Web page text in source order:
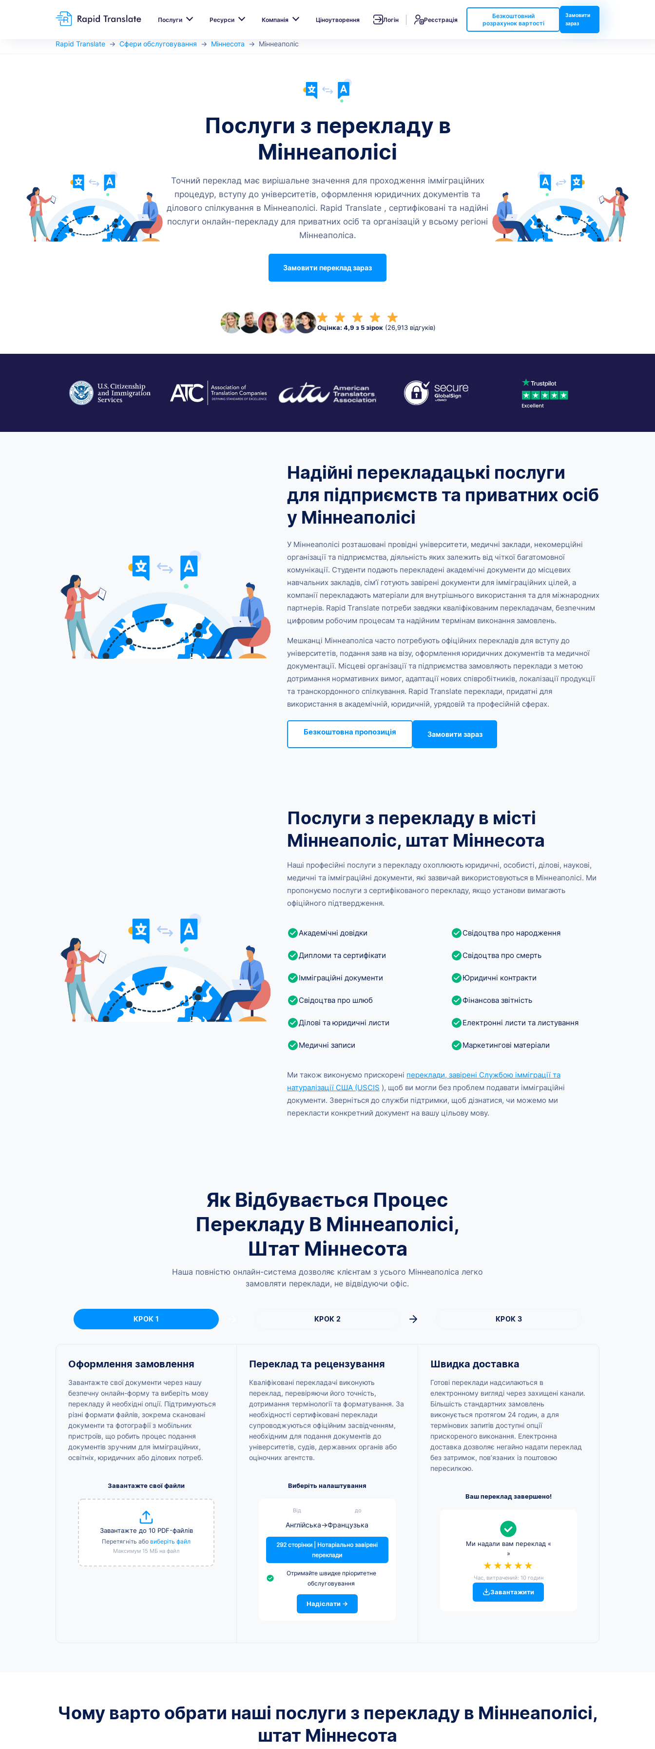
Послуги Ресурси Компанія Ціноутворення Логін Реєстрація
Безкоштовний
розрахунок вартості
Замовити
зараз
Rapid Translate Сфери обслуговування Міннесота Міннеаполіс
Послуги з перекладу в
Міннеаполісі
Точний переклад має вирішальне значення для проходження імміграційних
процедур, вступу до університетів, оформлення юридичних документів та
ділового спілкування в Міннеаполісі. Rapid Translate , сертифіковані та надійні
послуги онлайн-перекладу для приватних осіб та організацій у всьому регіоні
Міннеаполіса.
Замовити переклад зараз
Оцінка: 4,9 з 5 зірок (26,913 відгуків)
Надійні перекладацькі послуги
для підприємств та приватних осіб
у Міннеаполісі
У Міннеаполісі розташовані провідні університети, медичні заклади, некомерційні
організації та підприємства, діяльність яких залежить від чіткої багатомовної
комунікації. Студенти подають перекладені академічні документи до місцевих
навчальних закладів, сім’ї готують завірені документи для імміграційних цілей, а
компанії перекладають матеріали для внутрішнього використання та для міжнародних
партнерів. Rapid Translate потреби завдяки кваліфікованим перекладачам, безпечним
цифровим робочим процесам та надійним термінам виконання замовлень.
Мешканці Міннеаполіса часто потребують офіційних перекладів для вступу до
університетів, подання заяв на візу, оформлення юридичних документів та медичної
документації. Місцеві організації та підприємства замовляють переклади з метою
дотримання нормативних вимог, адаптації нових співробітників, локалізації продукції
та транскордонного спілкування. Rapid Translate переклади, придатні для
використання в академічній, юридичній, урядовій та професійній сферах.
Безкоштовна пропозиція Замовити зараз
Послуги з перекладу в місті
Міннеаполіс, штат Міннесота
Наші професійні послуги з перекладу охоплюють юридичні, особисті, ділові, наукові,
медичні та імміграційні документи, які зазвичай використовуються в Міннеаполісі. Ми
пропонуємо послуги з сертифікованого перекладу, якщо установи вимагають
офіційного підтвердження.
Академічні довідки
Дипломи та сертифікати
Імміграційні документи
Свідоцтва про шлюб
Ділові та юридичні листи
Медичні записи
Свідоцтва про народження
Свідоцтва про смерть
Юридичні контракти
Фінансова звітність
Електронні листи та листування
Маркетингові матеріали
Ми також виконуємо прискорені переклади, завірені Службою імміграції та
натуралізації США (USCIS ), щоб ви могли без проблем подавати імміграційні
документи. Зверніться до служби підтримки, щоб дізнатися, чи можемо ми
перекласти конкретний документ на вашу цільову мову.
Як Відбувається Процес
Перекладу В Міннеаполісі,
Штат Міннесота
Наша повністю онлайн-система дозволяє клієнтам з усього Міннеаполіса легко
замовляти переклади, не відвідуючи офіс.
КРОК 1 КРОК 2 КРОК 3
Оформлення замовлення
Завантажте свої документи через нашу
безпечну онлайн-форму та виберіть мову
перекладу й необхідні опції. Підтримуються
різні формати файлів, зокрема скановані
документи та фотографії з мобільних
пристроїв, що робить процес подання
документів зручним для імміграційних,
освітніх, юридичних або ділових потреб.
Завантажте свої файли
Завантажте до 10 PDF-файлів
Перетягніть або виберіть файл
Максимум 15 МБ на файл
Переклад та рецензування
Кваліфіковані перекладачі виконують
переклад, перевіряючи його точність,
дотримання термінології та форматування. За
необхідності сертифіковані переклади
супроводжуються офіційним засвідченням,
необхідним для подання документів до
університетів, судів, державних органів або
оціночних агентств.
Виберіть налаштування
Від до
Англійська→Французька
292 сторінки | Нотаріально завірені
переклади
Отримайте швидке пріоритетне
обслуговування
Надіслати →
Швидка доставка
Готові переклади надсилаються в
електронному вигляді через захищені канали.
Більшість стандартних замовлень
виконується протягом 24 годин, а для
термінових запитів доступні опції
прискореного виконання. Електронна
доставка дозволяє негайно надати переклад
без затримок, пов’язаних із поштовою
пересилкою.
Ваш переклад завершено!
Ми надали вам переклад «
»
★★★★★
Час, витрачений: 10 годин
Завантажити
Чому варто обрати наші послуги з перекладу в Міннеаполісі,
штат Міннесота